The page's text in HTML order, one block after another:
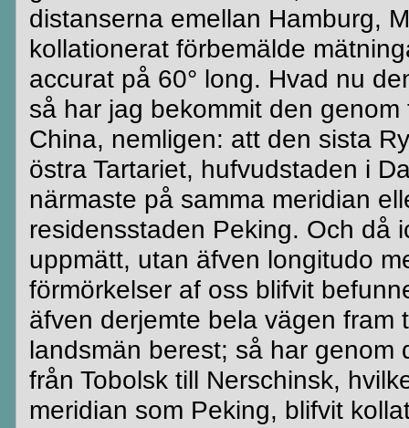
distanserna emellan Hamburg,
kollationerat förbemälde
accuratpå 60° long. Hvad nu
så har jag bekommit den
China, nemligen: att den sista
östra Tartariet, hufvudstaden i
närmaste på samma meridian
residensstaden Peking. Och då
uppmätt, utan äfven longitudo
förmörkelser af oss blifvit
äfven derjemte belavägen fram
landsmän berest; så har
från Tobolsk till Nerschinsk,
meridian som Peking, blifvit